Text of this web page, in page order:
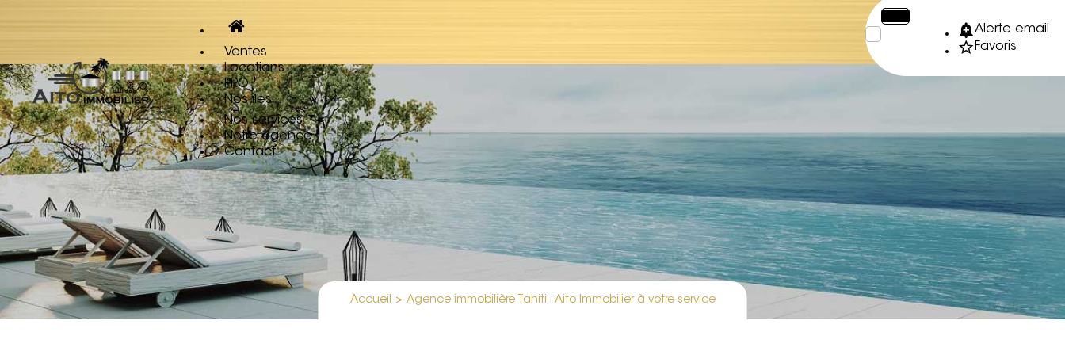
Alerte email
Favoris
Ventes
Locations
PRO
Nos îles
Nos services
Notre agence
Contact
Accueil > Agence immobilière Tahiti : Aito Immobilier à votre service